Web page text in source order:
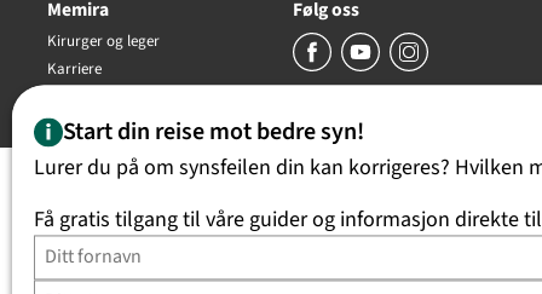
Memira
Kirurger og leger
Karriere
Følg oss
Copyright Memira AS 2026, all rights reserved
Start din reise mot bedre syn!
Lurer du på om synsfeilen din kan korrigeres? Hvilken
Få gratis tilgang til våre guider og informasjon direkte